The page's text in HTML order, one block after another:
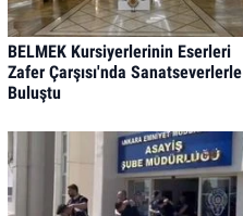
BELMEK Kursiyerlerinin Eserleri
Zafer Çarşısı'nda Sanatseverlerle
Buluştu